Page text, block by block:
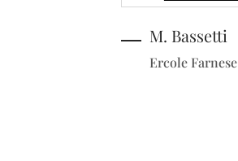
M. Bassetti
Ercole Farnese